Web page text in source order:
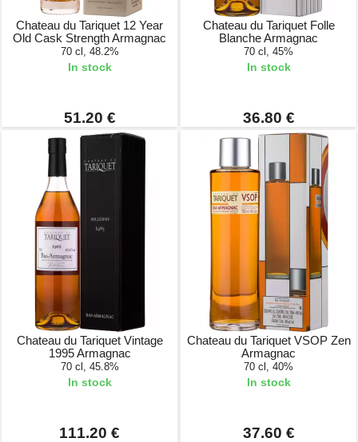
Chateau du Tariquet 12 Year
Old Cask Strength Armagnac
70 cl, 48.2%
In stock
51.20 €
Chateau du Tariquet Folle
Blanche Armagnac
70 cl, 45%
In stock
36.80 €
Chateau du Tariquet Vintage
1995 Armagnac
70 cl, 45.8%
In stock
111.20 €
Chateau du Tariquet VSOP Zen
Armagnac
70 cl, 40%
In stock
37.60 €